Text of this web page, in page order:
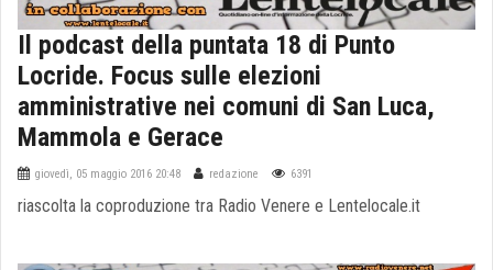
Il podcast della puntata 18 di Punto
Locride. Focus sulle elezioni
amministrative nei comuni di San Luca,
Mammola e Gerace
giovedì, 05 maggio 2016 20:48 redazione 6391
riascolta la coproduzione tra Radio Venere e Lentelocale.it